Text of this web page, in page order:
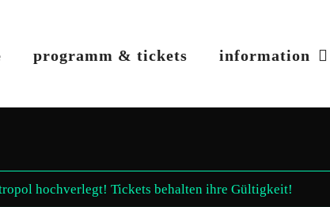
programm & tickets information
hochverlegt! Tickets behalten ihre Gültigkeit!